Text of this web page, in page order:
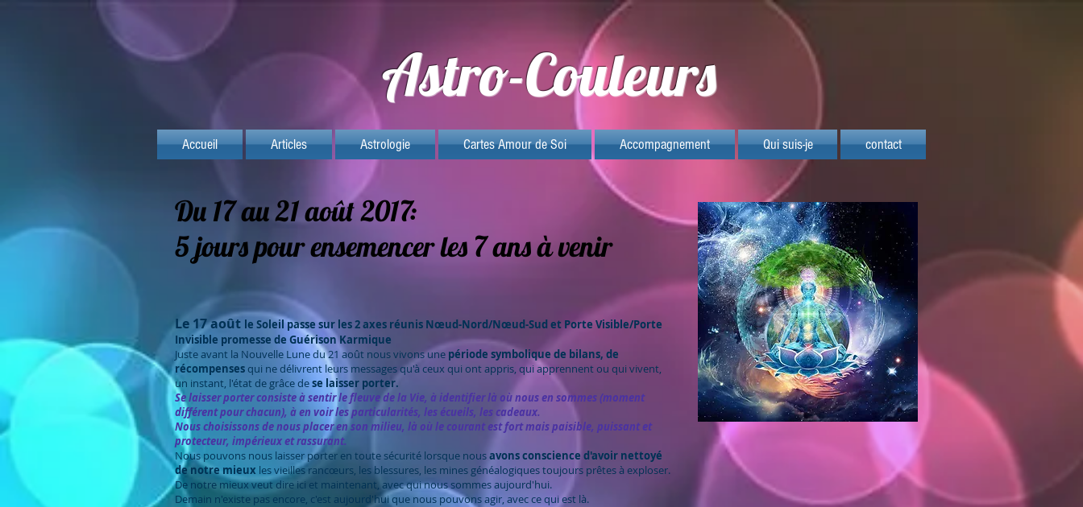
Astro-Couleurs
Accueil Articles Astrologie Cartes Amour de Soi Accompagnement Qui suis-je contact
Du 17 au 21 août 2017:
5 jours pour ensemencer les 7 ans à venir
Le 17 août le Soleil passe sur les 2 axes réunis Nœud-Nord/Nœud-Sud et Porte Visible/Porte
Invisible promesse de Guérison Karmique
Juste avant la Nouvelle Lune du 21 août nous vivons une période symbolique de bilans, de
récompenses qui ne délivrent leurs messages qu'à ceux qui ont appris, qui apprennent ou qui vivent,
un instant, l'état de grâce dese laisser porter.
Se laisser porter consiste à sentir le fleuve de la Vie, à identifier là où nous en sommes (moment
différent pour chacun), à en voir les particularités, les écueils, les cadeaux.
Nous choisissons de nous placer en son milieu, là où le courant est fort mais paisible, puissant et
protecteur, impérieux et rassurant.
Nous pouvons nous laisser porter en toute sécurité lorsque nousavons conscience d'avoir nettoyé
de notre mieux les vieilles rancœurs, les blessures, les mines généalogiques toujours prêtes à exploser.
De notre mieux veut dire ici et maintenant, avec qui nous sommes aujourd'hui.
Demain n'existe pas encore, c'est aujourd'hui que nous pouvons agir, avec ce qui est là.